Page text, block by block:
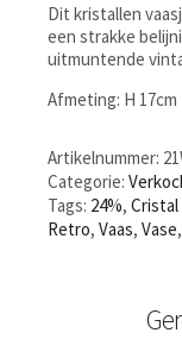
Dit kristallen
een strakke
uitmuntende
Afmeting: H 17cm
Artikelnummer:
Categorie:
Tags: 24%, Cristal
Retro, Vaas, Vase,